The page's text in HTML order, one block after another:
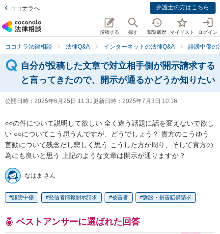
ココナラへ 弁護士の方はこちら
投稿する 探す 閲覧履歴 マイリスト ログイン
ココナラ法律相談 法律Q&A インターネットの法律Q&A 誹謗中傷の
自分が投稿した文章で対立相手側が開示請求する
と言ってきたので、開示が通るかどうか知りたい
公開日時： 2025年6月25日 11:31更新日時： 2025年7月3日 10:16
○○の件について説明して欲しい 全く違う話題に話を変えないで欲し
い ○○についてこう思うんですが、どうでしょう？ 貴方のこうゆう
言動について残念だし悲しく思う こうした方が周り、そして貴方の
為にも良いと思う 上記のような文章は開示が通りますか？
なはま さん
誹謗中傷 発信者情報開示請求 被害者 訴訟・損害賠償請求
ベストアンサーに選ばれた回答